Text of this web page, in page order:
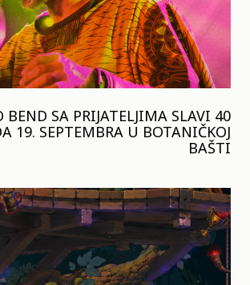
BEND SA PRIJATELJIMA SLAVI 40
19. SEPTEMBRA U BOTANIČKOJ
BAŠTI